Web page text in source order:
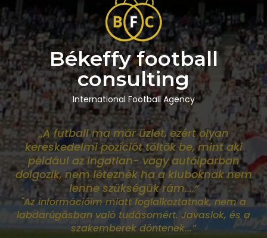
Békeffy football
consulting
International Football Agency
„A futball ma már üzlet, ezért olyan
kereskedelmi pozíciót töltök be, mint aki
például az ingatlan- vagy autóiparban
dolgozik, nem léteznék ha a kluboknak nem
lenne szükségük rám....”
"Az információim miatt foglalkoztatnak, nem a
labdarúgásban való tudásomért. Javaslok, és a
szakemberek döntenek...”